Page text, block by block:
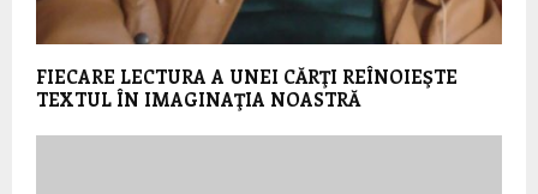
FIECARE LECTURA A UNEI CĂRŢI REÎNOIEŞTE
TEXTUL ÎN IMAGINAŢIA NOASTRĂ